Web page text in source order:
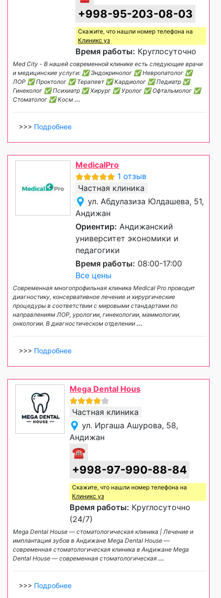
+998-95-203-08-03
Скажите, что нашли номер телефона на
Клиникс уз
Время работы: Круглосуточно
Med City - В нашей современной клинике есть следующие врачи
и медицинские услуги: ✅ Эндокринолог ✅ Невропатолог ✅
ЛОР ✅ Проктолог ✅ Терапевт ✅ Кардиолог ✅ Педиатр ✅
Гинеколог ✅ Психиатр ✅ Хирург ✅ Уролог ✅ Офтальмолог ✅
Стоматолог ✅ Косм ...
>>> Подробнее
MedicalPro
1 отзыв
Частная клиника
ул. Абдулазиза Юлдашева, 51,
Андижан
Ориентир: Андижанский
университет экономики и
педагогики
Время работы: 08:00-17:00
Все цены
Современная многопрофильная клиника Medical Pro проводит
диагностику, консервативное лечение и хирургические
процедуры в соответствии с мировыми стандартами по
направлениям ЛОР, урологии, гинекологии, маммологии,
онкологии. В диагностическом отделении ...
>>> Подробнее
Mega Dental Hous
Частная клиника
ул. Иргаша Ашурова, 58,
Андижан
☎
+998-97-990-88-84
Скажите, что нашли номер телефона на
Клиникс уз
Время работы: Круглосуточно
(24/7)
Mega Dental House — стоматологическая клиника | Лечение и
имплантация зубов в Андижане Mega Dental House —
современная стоматологическая клиника в Андижане Mega
Dental House — современная стоматологическая ...
>>> Подробнее